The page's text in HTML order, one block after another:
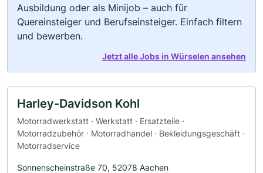
Ausbildung oder als Minijob – auch für
Quereinsteiger und Berufseinsteiger. Einfach filtern
und bewerben.
Jetzt alle Jobs in Würselen ansehen
Harley-Davidson Kohl
Motorradwerkstatt · Werkstatt · Ersatzteile ·
Motorradzubehör · Motorradhandel · Bekleidungsgeschäft ·
Motorradservice
Sonnenscheinstraße 70, 52078 Aachen